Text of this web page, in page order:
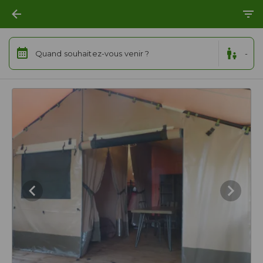
Quand souhaitez-vous venir ? -